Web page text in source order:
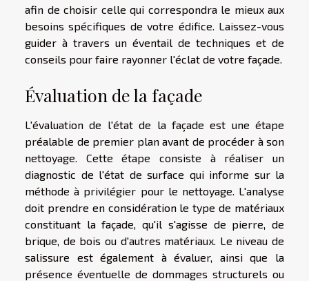
afin de choisir celle qui correspondra le mieux aux
besoins spécifiques de votre édifice. Laissez-vous
guider à travers un éventail de techniques et de
conseils pour faire rayonner l'éclat de votre façade.
Évaluation de la façade
L'évaluation de l'état de la façade est une étape
préalable de premier plan avant de procéder à son
nettoyage. Cette étape consiste à réaliser un
diagnostic de l'état de surface qui informe sur la
méthode à privilégier pour le nettoyage. L'analyse
doit prendre en considération le type de matériaux
constituant la façade, qu'il s'agisse de pierre, de
brique, de bois ou d'autres matériaux. Le niveau de
salissure est également à évaluer, ainsi que la
présence éventuelle de dommages structurels ou